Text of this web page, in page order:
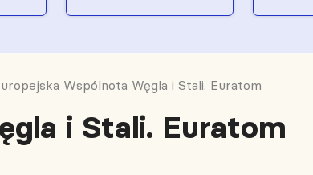
Wspólnota Węgla i Stali. Euratom
i Stali. Euratom